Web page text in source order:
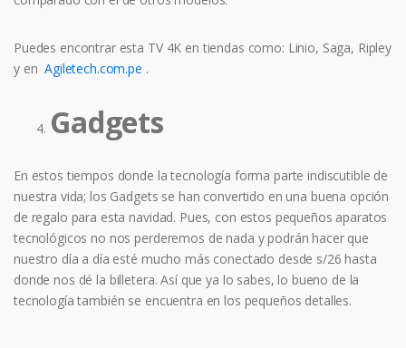
Puedes encontrar esta TV 4K en tiendas como: Linio, Saga, Ripley
y enAgiletech.com.pe .
Gadgets
En estos tiempos donde la tecnología forma parte indiscutible de
nuestra vida; los Gadgets se han convertido en una buena opción
de regalo para esta navidad. Pues, con estos pequeños aparatos
tecnológicos no nos perderemos de nada y podrán hacer que
nuestro día a día esté mucho más conectado desde s/26 hasta
donde nos dé la billetera. Así que ya lo sabes, lo bueno de la
tecnología también se encuentra en los pequeños detalles.